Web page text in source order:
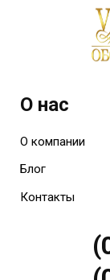
О нас
О компании
Блог
Контакты